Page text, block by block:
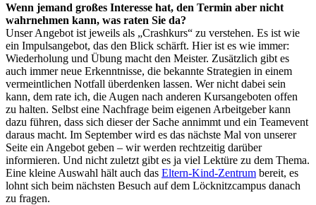
Wenn jemand großes Interesse hat, den Termin aber nicht
wahrnehmen kann, was raten Sie da?
Unser Angebot ist jeweils als „Crashkurs“ zu verstehen. Es ist wie
ein Impulsangebot, das den Blick schärft. Hier ist es wie immer:
Wiederholung und Übung macht den Meister. Zusätzlich gibt es
auch immer neue Erkenntnisse, die bekannte Strategien in einem
vermeintlichen Notfall überdenken lassen. Wer nicht dabei sein
kann, dem rate ich, die Augen nach anderen Kursangeboten offen
zu halten. Selbst eine Nachfrage beim eigenen Arbeitgeber kann
dazu führen, dass sich dieser der Sache annimmt und ein Teamevent
daraus macht. Im September wird es das nächste Mal von unserer
Seite ein Angebot geben – wir werden rechtzeitig darüber
informieren. Und nicht zuletzt gibt es ja viel Lektüre zu dem Thema.
Eine kleine Auswahl hält auch das Eltern-Kind-Zentrum bereit, es
lohnt sich beim nächsten Besuch auf dem Löcknitzcampus danach
zu fragen.